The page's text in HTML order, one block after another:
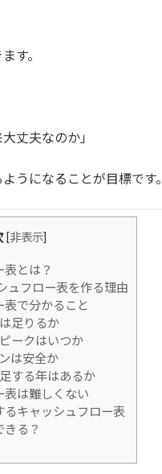
す。
丈夫なのか」
うになることが目標です。
[非表示]
とは？
ュフロー表を作る理由
で分かること
足りるか
ークはいつか
は安全か
する年はあるか
は難しくない
キャッシュフロー表
る？